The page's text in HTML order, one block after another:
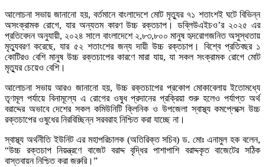
আলোচনা সভায় জানানো হয়, বর্তমানে বাংলাদেশে মোট মৃত্যুর ৭১ শতাংশই ঘটে বিভিন্ন
অসংক্রামক রোগে, যার অন্যতম কারণ উচ্চ রক্তচাপ। ডব্লিউএইচও’র ২০২৫ এর
প্রতিবেদন অনুযায়ী, ২০২৪ সালে বাংলাদেশে ২,৮৩,৮০০ মানুষ হৃদরোগজনিত অসুস্থতায়
মৃত্যুবরণ করেছে, যার ৫২ শতাংশের জন্য দায়ী উচ্চ রক্তচাপ। বিশ্বে প্রতিবছর ১
কোটিরও বেশি মানুষ উচ্চ রক্তচাপের কারণে মারা যায়, যা সকল সংক্রামক রোগে মোট
মৃত্যুর চেয়েও বেশি।
আলোচনা সভায় আরও জানানো হয়, উচ্চ রক্তচাপের প্রকোপ মোকাবেলায় ইতোমধ্যে
তৃণমূল পর্যায়ে বিনামূল্যে এ রোগের ওষুধ প্রদানের প্রক্রিয়া শুরু হলেও পর্যাপ্ত অর্থ
বরাদ্দের অভাবে দেশের সকল কমিউনিটি ক্লিনিক ও উপজেলা স্বাস্থ্য কমপ্লেক্সে উচ্চ
রক্তচাপের ওষুধের নিরবিচ্ছিন্ন সরবরাহ নিশ্চিত করা যাচ্ছে না।
স্বাস্থ্য অর্থনীতি ইউনিট এর মহাপরিচালক (অতিরিক্ত সচিব) ড. মোঃ এনামুল হক বলেন,
“উচ্চ রক্তচাপ নিয়ন্ত্রণে বাজেট বরাদ্দ বৃদ্ধির পাশাপাশি বরাদ্দকৃত বাজেটের সঠিক
বাস্তবায়ন নিশ্চিত করা জরুরি।”